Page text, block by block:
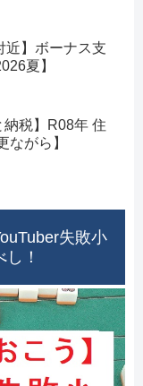
近】ボーナス支
夏】
納税】R08年 住
ながら】
失敗小
！